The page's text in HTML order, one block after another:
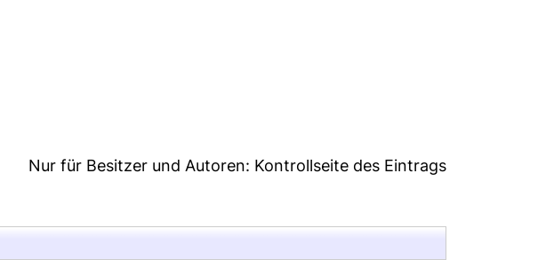
Nur für Besitzer und Autoren: Kontrollseite des Eintrags